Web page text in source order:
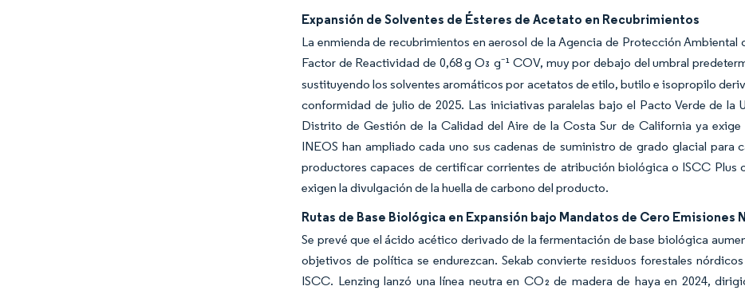
Expansión de Solventes de Ésteres de Acetato en Recubrimientos
La enmienda de recubrimientos en aerosol de la Agencia de Protección Ambiental
Factor de Reactividad de 0,68 g O₃ g⁻¹ COV, muy por debajo del umbral
sustituyendo los solventes aromáticos por acetatos de etilo, butilo e isopropilo
conformidad de julio de 2025. Las iniciativas paralelas bajo el Pacto Verde de la
Distrito de Gestión de la Calidad del Aire de la Costa Sur de California ya
INEOS han ampliado cada uno sus cadenas de suministro de grado glacial para
productores capaces de certificar corrientes de atribución biológica o ISCC Plus
exigen la divulgación de la huella de carbono del producto.
Rutas de Base Biológica en Expansión bajo Mandatos de Cero Emisiones
Se prevé que el ácido acético derivado de la fermentación de base biológica
objetivos de política se endurezcan. Sekab convierte residuos forestales
ISCC. Lenzing lanzó una línea neutra en CO₂ de madera de haya en 2024,